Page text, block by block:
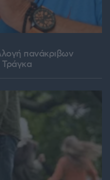
πανάκριβων
Τράγκα